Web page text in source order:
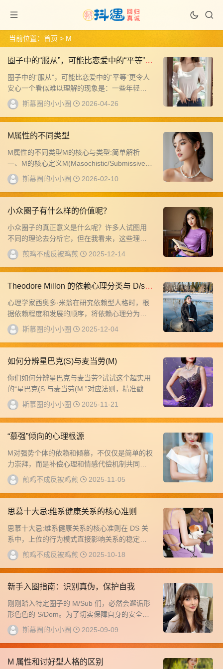
当前位置： 首页 > M
圈子中的“服从”，可能比恋爱中的“平等”更
令人安心
圈子中的“服从”，可能比恋爱中的“平等”更令人
安心一个看似难以理解的现象是：一些年轻人
在普通恋爱关系中常常感到焦虑，但在特定圈
子...
斯慕圈的小小圈 2026-04-26
M属性的不同类型
M属性的不同类型M的核心与类型:简单解析
一、M的核心定义M(Masochistic/Submissive
的本质不是“受苦”，而...
斯慕圈的小小圈 2026-02-10
小众圈子有什么样的价值呢？
小众圈子的真正意义是什么呢？许多人试图用
不同的理论去分析它，但在我看来，这些理论
都显得过于庞大。真实的答案通常更加私密，
也更加孤...
煎鸡不成反被鸡煎 2025-12-14
Theodore Millon 的依赖心理分类与 D/s
关系的对应
心理学家西奥多·米翁在研究依赖型人格时，根
据依赖程度和发展的顺序，将依赖心理分为两
个阶段。这一划分与D/s关系中，臣服者对支配
者...
斯慕圈的小小圈 2025-12-04
如何分辨星巴克(S)与麦当劳(M)
你们如何分辨星巴克与麦当劳?试试这个超实用
的“星巴克(S 与麦当劳(M ”对应法则，精准戳中
不同人的特质密码:无论男女，记住一个...
斯慕圈的小小圈 2025-11-21
“慕强”倾向的心理根源
M对强势个体的依赖和倾慕，不仅仅是简单的权
力崇拜，而是补偿心理和情感代偿机制共同影
响的结果，这反映了其补偿性情感需求。两个
方面1...
煎鸡不成反被鸡煎 2025-11-05
思慕十大忌:维系健康关系的核心准则
思慕十大忌:维系健康关系的核心准则在 DS 关
系中，上位的行为模式直接影响关系的稳定性
与健康度。以下十大禁忌，是上下位在相处中
需...
煎鸡不成反被鸡煎 2025-10-18
新手入圈指南：识别真伪，保护自我
刚刚踏入特定圈子的 M/Sub 们，必然会邂诟形
形色色的 S/Dom。为了切实保障自身的安全与
健康，学会区分真假便显得至关重要。...
斯慕圈的小小圈 2025-09-09
M 属性和讨好型人格的区别